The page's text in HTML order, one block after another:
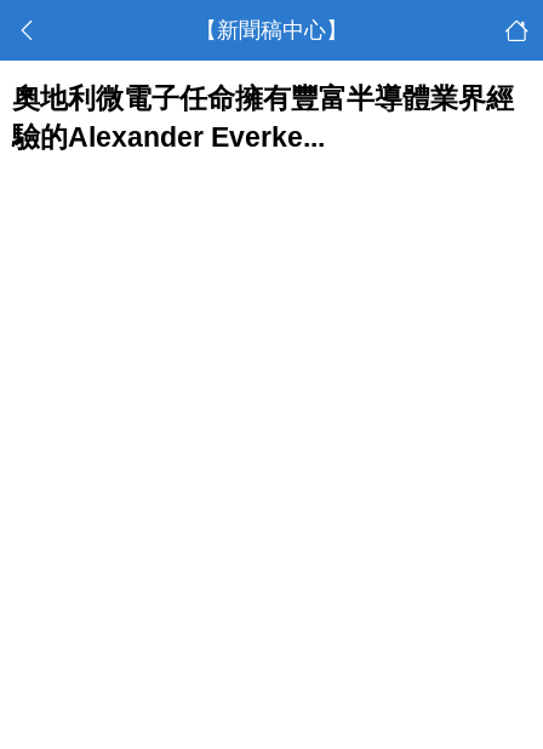
【新聞稿中心】
奧地利微電子任命擁有豐富半導體業界經
驗的Alexander Everke...